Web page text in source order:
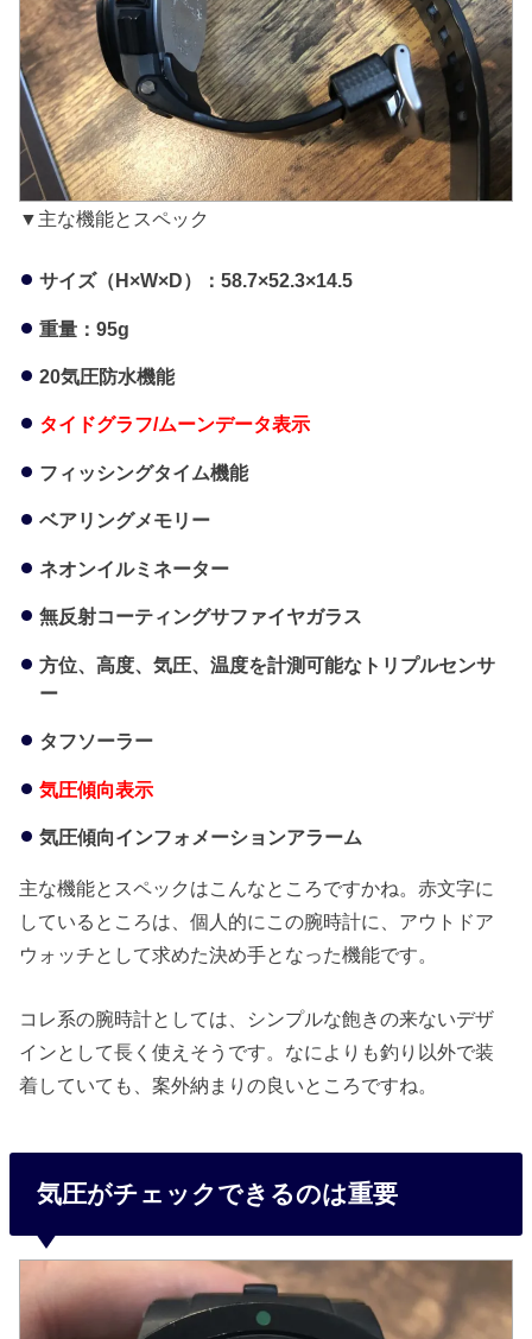
▼主な機能とスペック
サイズ（H×W×D）：58.7×52.3×14.5
重量：95g
20気圧防水機能
タイドグラフ/ムーンデータ表示
フィッシングタイム機能
ベアリングメモリー
ネオンイルミネーター
無反射コーティングサファイヤガラス
方位、高度、気圧、温度を計測可能なトリプルセンサ
ー
タフソーラー
気圧傾向表示
気圧傾向インフォメーションアラーム
主な機能とスペックはこんなところですかね。赤文字に
しているところは、個人的にこの腕時計に、アウトドア
ウォッチとして求めた決め手となった機能です。
コレ系の腕時計としては、シンプルな飽きの来ないデザ
インとして長く使えそうです。なによりも釣り以外で装
着していても、案外納まりの良いところですね。
気圧がチェックできるのは重要